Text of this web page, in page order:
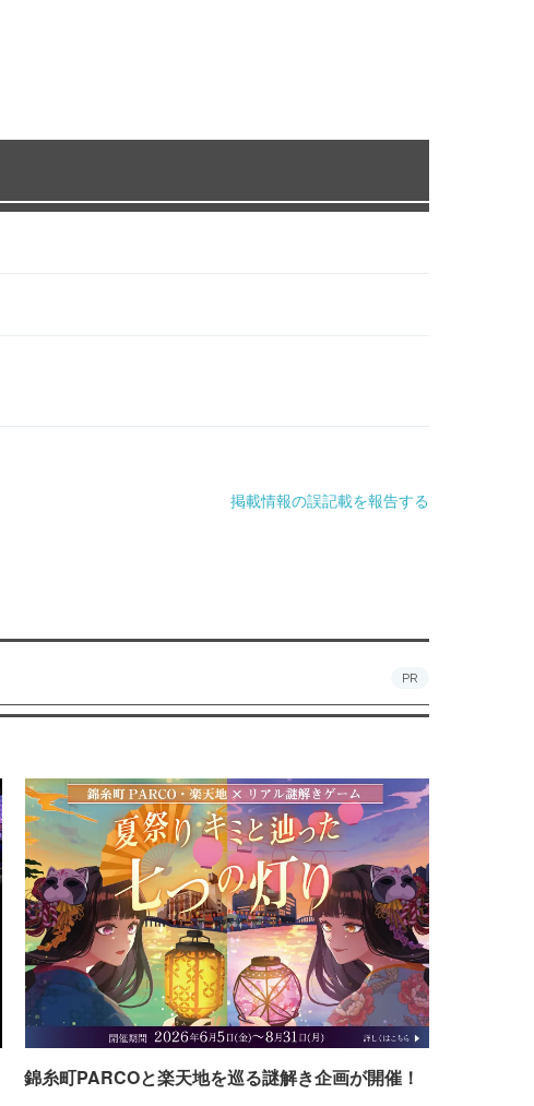
掲載情報の誤記載を報告する
PR
錦糸町PARCOと楽天地を巡る謎解き企画が開催！